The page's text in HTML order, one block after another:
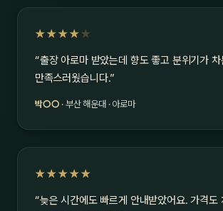
★★★★ ★
“출장 아로마 받았는데 향도 좋고 분위기가 차
만족스러웠습니다.”
박○○ · 부산 해운대 · 아로마
★★★★★
“늦은 시간에도 빠르게 안내받았어요. 가격도